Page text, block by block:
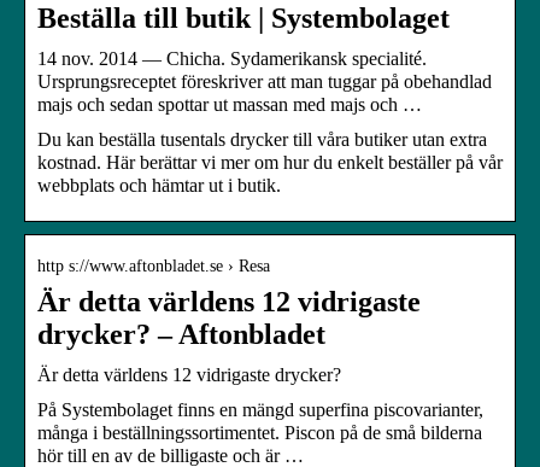
Beställa till butik | Systembolaget
14 nov. 2014 — Chicha. Sydamerikansk specialité.
Ursprungsreceptet föreskriver att man tuggar på obehandlad
majs och sedan spottar ut massan med majs och …
Du kan beställa tusentals drycker till våra butiker utan extra
kostnad. Här berättar vi mer om hur du enkelt beställer på vår
webbplats och hämtar ut i butik.
http s://www.aftonbladet.se › Resa
Är detta världens 12 vidrigaste
drycker? – Aftonbladet
Är detta världens 12 vidrigaste drycker?
På Systembolaget finns en mängd superfina piscovarianter,
många i beställningssortimentet. Piscon på de små bilderna
hör till en av de billigaste och är …